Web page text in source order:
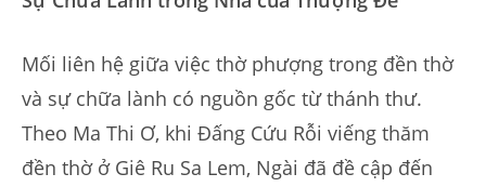
Mối liên hệ giữa việc thờ phượng trong đền thờ
và sự chữa lành có nguồn gốc từ thánh thư.
Theo Ma Thi Ơ, khi Đấng Cứu Rỗi viếng thăm
đền thờ ở Giê Ru Sa Lem, Ngài đã đề cập đến